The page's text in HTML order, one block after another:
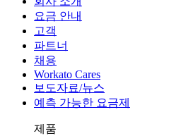
요금 안내
고객
파트너
채용
Workato Cares
보도자료/뉴스
예측 가능한 요금제
제품